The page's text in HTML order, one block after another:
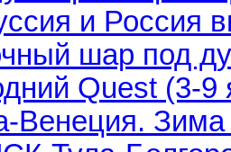
и Россия
шар под
Quest (3-9
Венеция. Зима